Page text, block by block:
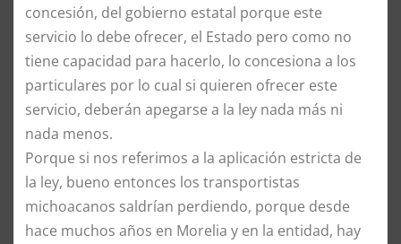
concesión, del gobierno estatal porque este
servicio lo debe ofrecer, el Estado pero como no
tiene capacidad para hacerlo, lo concesiona a los
particulares por lo cual si quieren ofrecer este
servicio, deberán apegarse a la ley nada más ni
nada menos.
Porque si nos referimos a la aplicación estricta de
la ley, bueno entonces los transportistas
michoacanos saldrían perdiendo, porque desde
hace muchos años en Morelia y en la entidad, hay